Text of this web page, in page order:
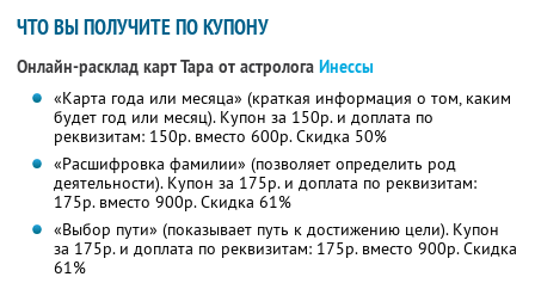
ЧТО ВЫ ПОЛУЧИТЕ ПО КУПОНУ
Онлайн-расклад карт Тара от астролога Инессы
«Карта года или месяца» (краткая информация о том, каким
будет год или месяц). Купон за 150р. и доплата по
реквизитам: 150р. вместо 600р. Скидка 50%
«Расшифровка фамилии» (позволяет определить род
деятельности). Купон за 175р. и доплата по реквизитам:
175р. вместо 900р. Скидка 61%
«Выбор пути» (показывает путь к достижению цели). Купон
за 175р. и доплата по реквизитам: 175р. вместо 900р. Скидка
61%